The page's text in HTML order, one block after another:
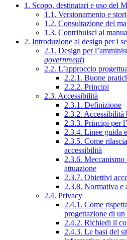
1. Scopo, destinatari e uso del
1.1. Versionamento e
1.2. Consultazione del
1.3. Contribuisci al
2. Introduzione al design per i
2.1. Design per
government)
2.2. L’approccio
2.2.1. Buone
2.2.2. Principi
2.3. Accessibilità
2.3.1. Definizione
2.3.2. Accessibilità
2.3.3. Principi per
2.3.4. Linee guida
2.3.5. Come
accessibilità
2.3.6. Meccanismo
attuazione
2.3.7. Obiettivi
2.3.8. Normativa e
2.4. Privacy
2.4.1. Come
progettazione di
2.4.2. Richiedi il
2.4.3. Le basi del